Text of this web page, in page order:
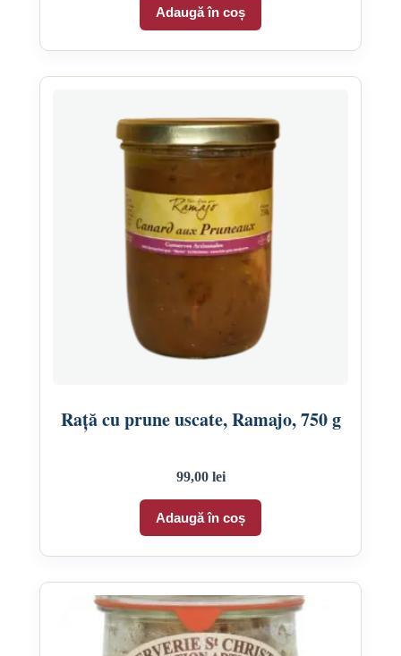
Adaugă în coș
Rață cu prune uscate, Ramajo, 750 g
99,00 lei
Adaugă în coș